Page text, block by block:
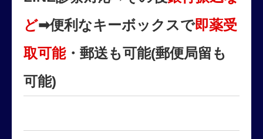
ど➡便利なキーボックスで即薬受
取可能・郵送も可能(郵便局留も
可能)